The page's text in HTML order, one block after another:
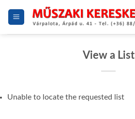
View a List
Unable to locate the requested list